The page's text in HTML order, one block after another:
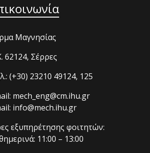
Μαγνησίας
62124, Σέρρες
(+30) 23210 49124, 125
mech_eng@cm.ihu.gr
info@mech.ihu.gr
εξυπηρέτησης φοιτητών:
11:00 – 13:00